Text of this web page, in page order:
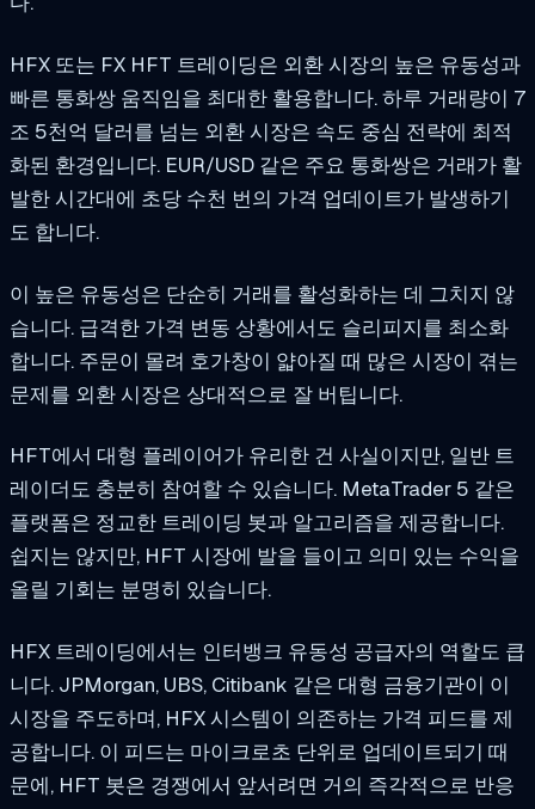
HFX 또는 FX HFT 트레이딩은 외환 시장의 높은 유동성과
빠른 통화쌍 움직임을 최대한 활용합니다. 하루 거래량이 7
조 5천억 달러를 넘는 외환 시장은 속도 중심 전략에 최적
화된 환경입니다. EUR/USD 같은 주요 통화쌍은 거래가 활
발한 시간대에 초당 수천 번의 가격 업데이트가 발생하기
도 합니다.
이 높은 유동성은 단순히 거래를 활성화하는 데 그치지 않
습니다. 급격한 가격 변동 상황에서도 슬리피지를 최소화
합니다. 주문이 몰려 호가창이 얇아질 때 많은 시장이 겪는
문제를 외환 시장은 상대적으로 잘 버팁니다.
HFT에서 대형 플레이어가 유리한 건 사실이지만, 일반 트
레이더도 충분히 참여할 수 있습니다. MetaTrader 5 같은
플랫폼은 정교한 트레이딩 봇과 알고리즘을 제공합니다.
쉽지는 않지만, HFT 시장에 발을 들이고 의미 있는 수익을
올릴 기회는 분명히 있습니다.
HFX 트레이딩에서는 인터뱅크 유동성 공급자의 역할도 큽
니다. JPMorgan, UBS, Citibank 같은 대형 금융기관이 이
시장을 주도하며, HFX 시스템이 의존하는 가격 피드를 제
공합니다. 이 피드는 마이크로초 단위로 업데이트되기 때
문에, HFT 봇은 경쟁에서 앞서려면 거의 즉각적으로 반응